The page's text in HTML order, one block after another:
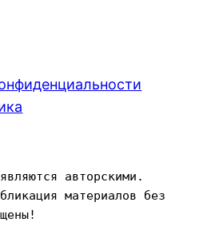
авторскими.
материалов без